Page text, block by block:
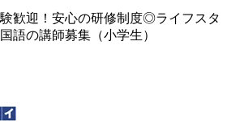
歓迎！安心の研修制度◎ライフスタ
語の講師募集（小学生）